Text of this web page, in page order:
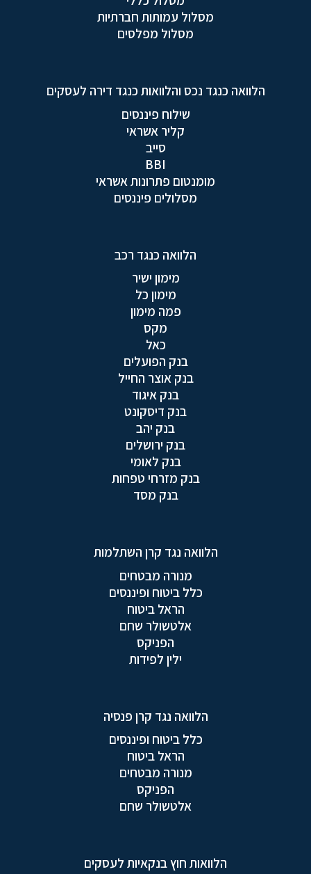
מסלול עמותות חברתיות
מסלול מפלסים
הלוואה כנגד נכס והלוואות כנגד דירה לעסקים
שילוח פיננסים
קליר אשראי
סייב
BBI
מומנטום פתרונות אשראי
מסלולים פיננסים
הלוואה כנגד רכב
מימון ישיר
מימון כל
פמה מימון
מקס
כאל
בנק הפועלים
בנק אוצר החייל
בנק איגוד
בנק דיסקונט
בנק יהב
בנק ירושלים
בנק לאומי
בנק מזרחי טפחות
בנק מסד
הלוואה נגד קרן השתלמות
מנורה מבטחים
כלל ביטוח ופיננסים
הראל ביטוח
אלטשולר שחם
הפניקס
ילין לפידות
הלוואה נגד קרן פנסיה
כלל ביטוח ופיננסים
הראל ביטוח
מנורה מבטחים
הפניקס
אלטשולר שחם
הלוואות חוץ בנקאיות לעסקים